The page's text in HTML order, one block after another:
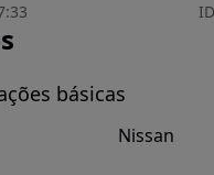
ID
básicas
Nissan